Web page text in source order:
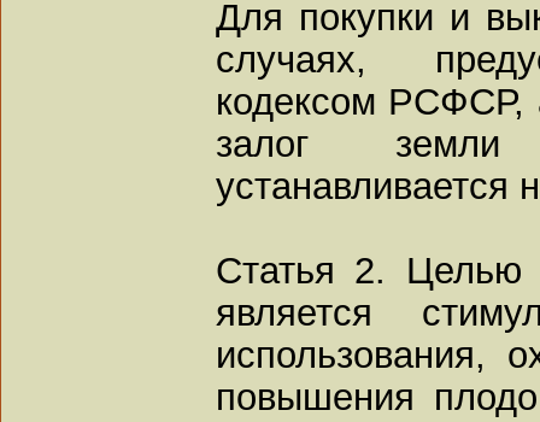
Для покупки и
случаях,
кодексом РСФСР,
залог земли
устанавливается
Статья 2. Целью
является
использования,
повышения